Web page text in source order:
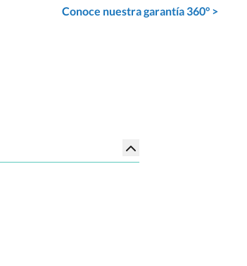
Conoce nuestra garantía 360° >